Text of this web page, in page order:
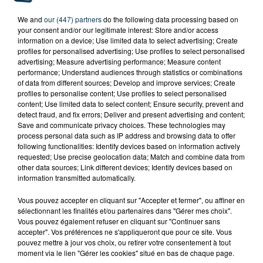
TITRES DIFFUSÉS
We and our (447) partnersdo the following data processing based on
your consent and/or our legitimate interest: Store and/or access
information on a device; Use limited data to select advertising; Create
profiles for personalised advertising; Use profiles to select personalised
advertising; Measure advertising performance; Measure content
performance; Understand audiences through statistics or combinations
of data from different sources; Develop and improve services; Create
profiles to personalise content; Use profiles to select personalised
content; Use limited data to select content; Ensure security, prevent and
detect fraud, and fix errors; Deliver and present advertising and content;
Save and communicate privacy choices. These technologies may
process personal data such as IP address and browsing data to offer
following functionalities: Identify devices based on information actively
requested; Use precise geolocation data; Match and combine data from
other data sources; Link different devices; Identify devices based on
information transmitted automatically.
Vous pouvez accepter en cliquant sur "Accepter et fermer", ou affiner en
sélectionnant les finalités et/ou partenaires dans "Gérer mes choix".
Vous pouvez également refuser en cliquant sur "Continuer sans
accepter". Vos préférences ne s'appliqueront que pour ce site. Vous
pouvez mettre à jour vos choix, ou retirer votre consentement à tout
moment via le lien "Gérer les cookies" situé en bas de chaque page.